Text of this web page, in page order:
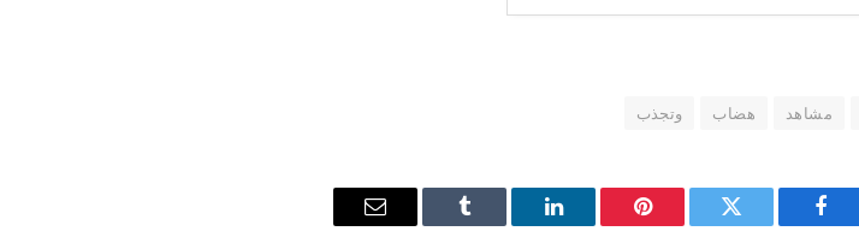
مشاهد هضاب وتجذب
فيسبوك
تويتر بينتيريستلينكدإن Tumblr
البريد